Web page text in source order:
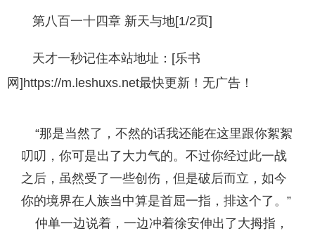
第八百一十四章 新天与地[1/2页]
天才一秒记住本站地址：[乐书
网]https://m.leshuxs.net最快更新！无广告！
“那是当然了，不然的话我还能在这里跟你絮絮
叨叨，你可是出了大力气的。不过你经过此一战
之后，虽然受了一些创伤，但是破后而立，如今
你的境界在人族当中算是首屈一指，排这个了。”
仲单一边说着，一边冲着徐安伸出了大拇指，